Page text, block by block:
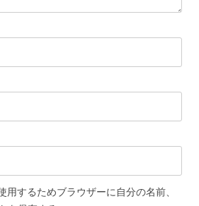
用するためブラウザーに自分の名前、